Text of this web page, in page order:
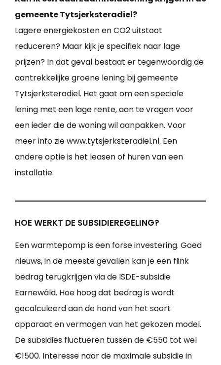
gemeente Tytsjerksteradiel?
Lagere energiekosten en CO2 uitstoot
reduceren? Maar kijk je specifiek naar lage
prijzen? In dat geval bestaat er tegenwoordig de
aantrekkelijke groene lening bij gemeente
Tytsjerksteradiel. Het gaat om een speciale
lening met een lage rente, aan te vragen voor
een ieder die de woning wil aanpakken. Voor
meer info zie www.tytsjerksteradiel.nl. Een
andere optie is het leasen of huren van een
installatie.
HOE WERKT DE SUBSIDIEREGELING?
Een warmtepomp is een forse investering. Goed
nieuws, in de meeste gevallen kan je een flink
bedrag terugkrijgen via de ISDE-subsidie
Earnewâld. Hoe hoog dat bedrag is wordt
gecalculeerd aan de hand van het soort
apparaat en vermogen van het gekozen model.
De subsidies fluctueren tussen de €550 tot wel
€1500. Interesse naar de maximale subsidie in